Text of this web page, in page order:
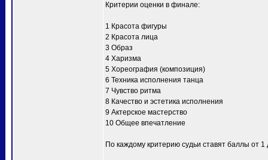
Критерии оценки в финале:
1 Красота фигуры
2 Красота лица
3 Образ
4 Харизма
5 Хореография (композиция)
6 Техника исполнения танца
7 Чувство ритма
8 Качество и эстетика исполнения
9 Актерское мастерство
10 Общее впечатление
По каждому критерию судьи ставят баллы от